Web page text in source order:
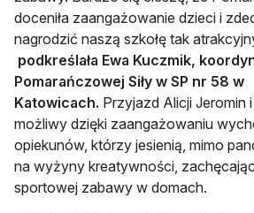
doceniła zaangażowanie dzieci i
nagrodzić naszą szkołę tak
podkreślała Ewa Kuczmik,
Pomarańczowej Siły w SP nr 58 w
Katowicach. Przyjazd Alicji Jeromin
możliwy dzięki zaangażowaniu
opiekunów, którzy jesienią, mimo
na wyżyny kreatywności,
sportowej zabawy w domach.